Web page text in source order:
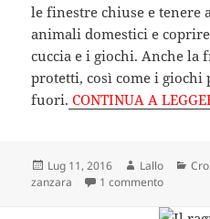
le finestre chiuse e tenere
animali domestici e
cuccia e i giochi. Anche la
protetti, così come i
fuori. CONTINUA A
Scritto
il
Lug 11, 2016 Autore
Lallo
zanzara
1 commentosu Lo